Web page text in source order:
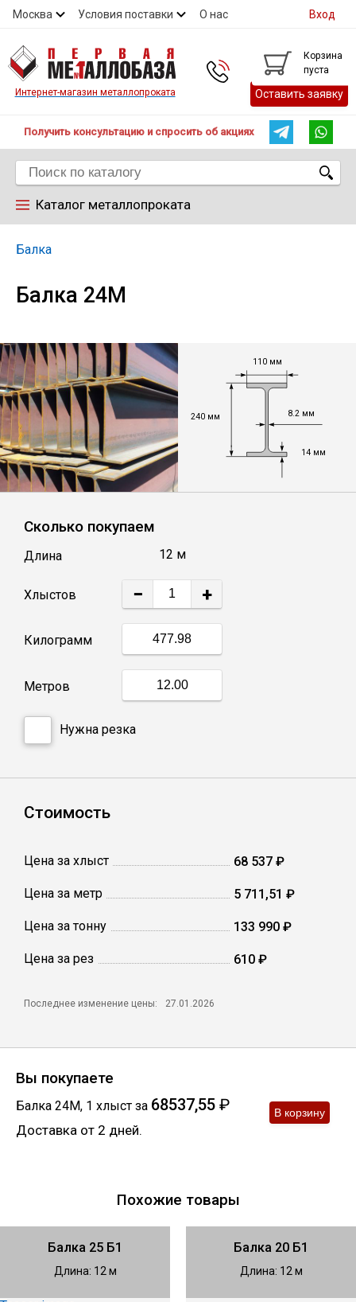
Москва Условия поставки О нас
Контакты
Вход
Интернет-магазин металлопроката
Корзина
пуста
Оставить заявку
Получить консультацию и спросить об акциях
Каталог металлопроката
Труба
Лист
Уголок
Балка
Полоса
Квадрат стальной
Труба профильная
Швеллер
Сетка кладочная
Проволока
Балка
Балка 24М
240 мм
110 мм
8.2 мм
14 мм
Сколько покупаем
Длина 12 м
Хлыстов − +
Килограмм
Метров
Нужна резка
Стоимость
Цена за хлыст 68 537 ₽
Цена за метр 5 711,51 ₽
Цена за тонну 133 990 ₽
Цена за рез 610 ₽
Последнее изменение цены: 27.01.2026
Вы покупаете
Балка 24М, 1 хлыст за 68537,55 ₽
Доставка от 2 дней.
Похожие товары
Балка 25 Б1
Длина: 12 м
Балка 20 Б1
Длина: 12 м